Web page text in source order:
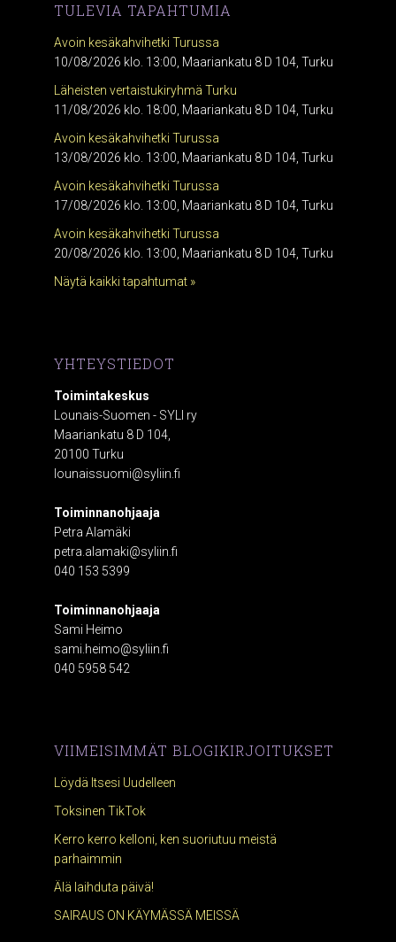
TULEVIA TAPAHTUMIA
Avoin kesäkahvihetki Turussa
10/08/2026 klo. 13:00, Maariankatu 8 D 104, Turku
Läheisten vertaistukiryhmä Turku
11/08/2026 klo. 18:00, Maariankatu 8 D 104, Turku
Avoin kesäkahvihetki Turussa
13/08/2026 klo. 13:00, Maariankatu 8 D 104, Turku
Avoin kesäkahvihetki Turussa
17/08/2026 klo. 13:00, Maariankatu 8 D 104, Turku
Avoin kesäkahvihetki Turussa
20/08/2026 klo. 13:00, Maariankatu 8 D 104, Turku
Näytä kaikki tapahtumat »
YHTEYSTIEDOT
Toimintakeskus
Lounais-Suomen - SYLI ry
Maariankatu 8 D 104,
20100 Turku
lounaissuomi@syliin.fi
Toiminnanohjaaja
Petra Alamäki
petra.alamaki@syliin.fi
040 153 5399
Toiminnanohjaaja
Sami Heimo
sami.heimo@syliin.fi
040 5958 542
VIIMEISIMMÄT BLOGIKIRJOITUKSET
Löydä Itsesi Uudelleen
Toksinen TikTok
Kerro kerro kelloni, ken suoriutuu meistä
parhaimmin
Älä laihduta päivä!
SAIRAUS ON KÄYMÄSSÄ MEISSÄ